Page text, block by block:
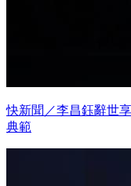
快新聞／李昌鈺辭世
典範